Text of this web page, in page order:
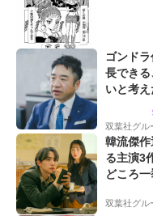
ゴンド
長でき
いと考
双葉社グル
韓流傑
る主演3
どころ
双葉社グル